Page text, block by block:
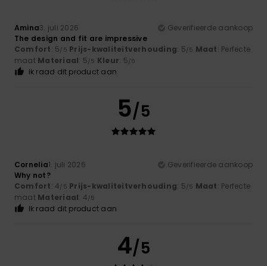
Amina3. juli 2026
Geverifieerde aankoop
The design and fit are impressive
Comfort: 5/5 Prijs-kwaliteitverhouding: 5/5 Maat: Perfecte
maat Materiaal: 5/5 Kleur: 5/5
Ik raad dit product aan
5/5
Cornelia1. juli 2026
Geverifieerde aankoop
Why not?
Comfort: 4/5 Prijs-kwaliteitverhouding: 5/5 Maat: Perfecte
maat Materiaal: 4/5
Ik raad dit product aan
4/5